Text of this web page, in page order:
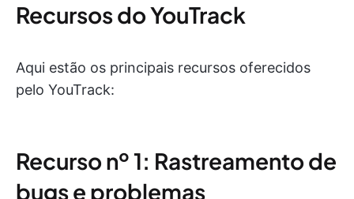
Recursos do YouTrack
Aqui estão os principais recursos oferecidos
pelo YouTrack:
Recurso nº 1: Rastreamento de
bugs e problemas